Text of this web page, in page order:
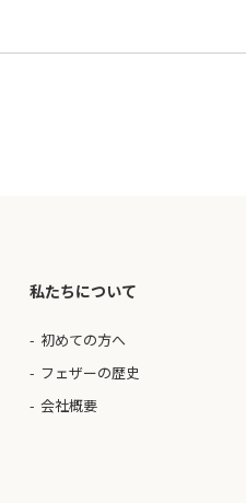
私たちについて
初めての方へ
フェザーの歴史
会社概要